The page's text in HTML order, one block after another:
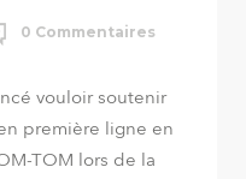
0 Commentaires
vouloir soutenir
première ligne en
TOM lors de la